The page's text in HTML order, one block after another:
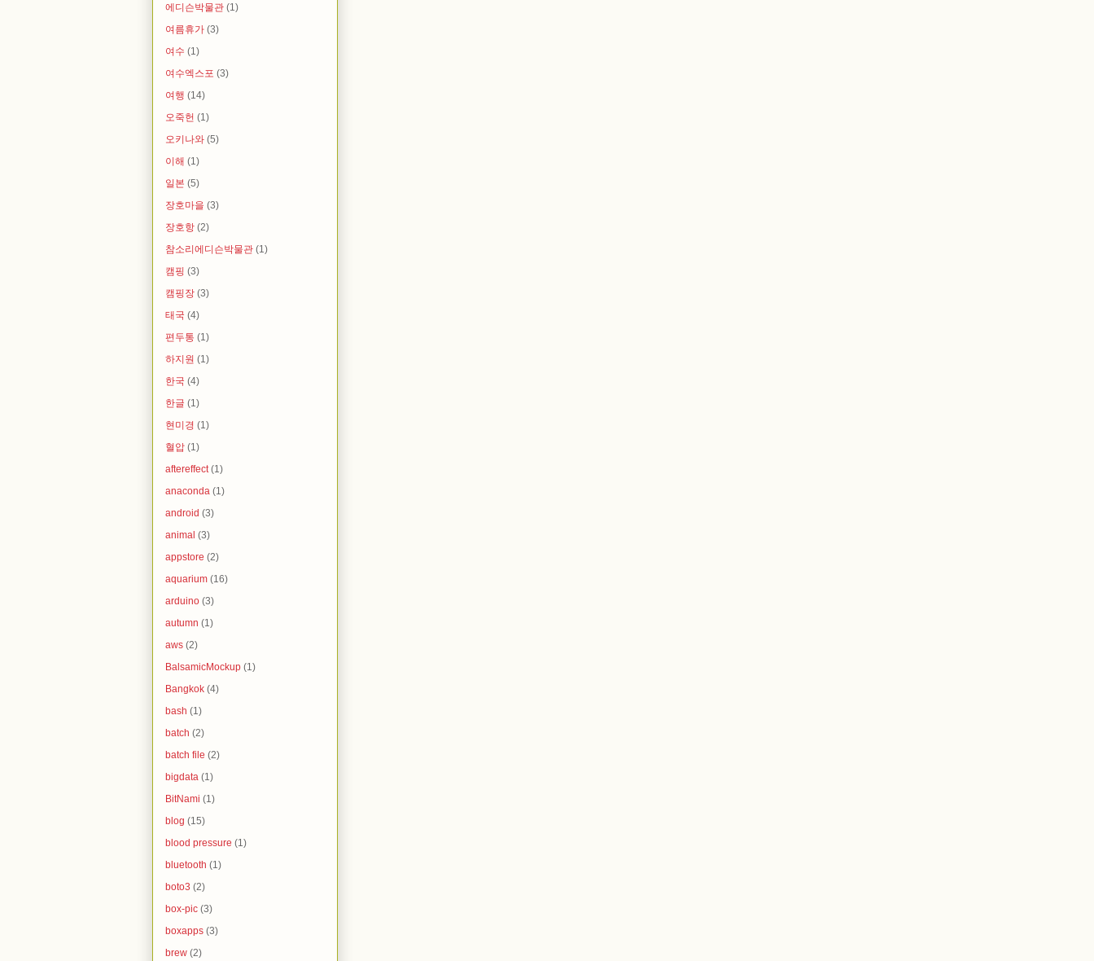
에디슨박물관 (1)
여름휴가 (3)
여수 (1)
여수엑스포 (3)
여행 (14)
오죽헌 (1)
오키나와 (5)
이해 (1)
일본 (5)
장호마을 (3)
장호항 (2)
참소리에디슨박물관 (1)
캠핑 (3)
캠핑장 (3)
태국 (4)
편두통 (1)
하지원 (1)
한국 (4)
한글 (1)
현미경 (1)
혈압 (1)
aftereffect (1)
anaconda (1)
android (3)
animal (3)
appstore (2)
aquarium (16)
arduino (3)
autumn (1)
aws (2)
BalsamicMockup (1)
Bangkok (4)
bash (1)
batch (2)
batch file (2)
bigdata (1)
BitNami (1)
blog (15)
blood pressure (1)
bluetooth (1)
boto3 (2)
box-pic (3)
boxapps (3)
brew (2)